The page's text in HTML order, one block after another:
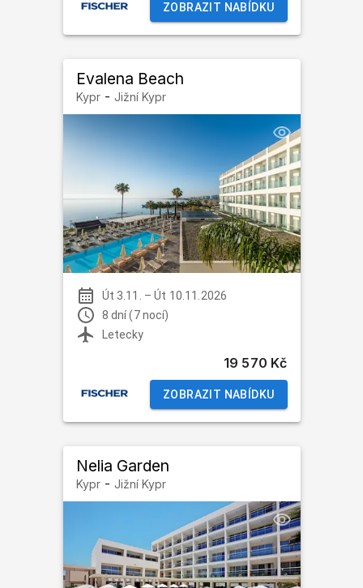
ZOBRAZIT NABÍDKU
Evalena Beach
Kypr- Jižní Kypr
Út 3.11. –Út 10.11.2026
8 dní (7 nocí)
Letecky
19 570 Kč
ZOBRAZIT NABÍDKU
Nelia Garden
Kypr- Jižní Kypr